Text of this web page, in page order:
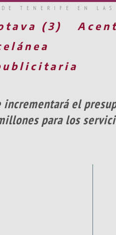
TENERIFE EN LAS
(3)
el
para los